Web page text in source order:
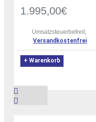
1.995,00€
Umsatzsteuerbefreit,
Versandkostenfrei
+ Warenkorb